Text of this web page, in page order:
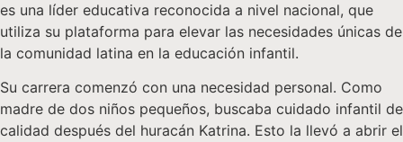
es una líder educativa reconocida a nivel nacional, que
utiliza su plataforma para elevar las necesidades únicas de
la comunidad latina en la educación infantil.
Su carrera comenzó con una necesidad personal. Como
madre de dos niños pequeños, buscaba cuidado infantil de
calidad después del huracán Katrina. Esto la llevó a abrir el